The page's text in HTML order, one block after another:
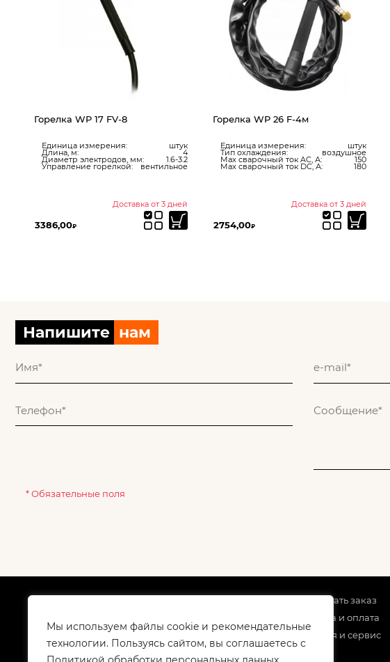
Мы используем файлы cookie и рекомендательные
технологии. Пользуясь сайтом, вы соглашаетесь с
Горелка WP 26 F-4м
Единица измерения:
Тип охлаждения: воздушное
Max сварочный ток AC, А:
Max сварочный ток DC, А:
Доставка от 3 дней
2754,00
Горелка газовая для
Единица измерения:
Соединение: цанговое
Доставка от 3 дней
709,00
Напишите нам
* Обязательные поля
Корпоративным клиентам
Контакты
Как сделать заказ
Доставка и оплата
Гарантия и сервис